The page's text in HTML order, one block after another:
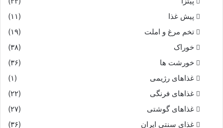
پیش غذا
(۱۱)
تخم مرغ و املت
(۱۹)
خوراک
(۳۸)
خورشت ها
(۳۶)
غذاهای رژیمی
(۱)
غذاهای فرنگی
(۲۲)
غذاهای گوشتی
(۲۷)
غذای سنتی ایران
(۳۶)